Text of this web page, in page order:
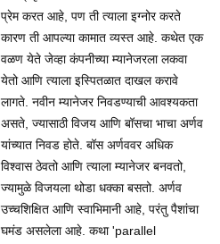
प्रेम करत आहे, पण ती त्याला इग्नोर करते
कारण ती आपल्या कामात व्यस्त आहे. कथेत एक
वळण येते जेव्हा कंपनीच्या म्यानेजरला लकवा
येतो आणि त्याला इस्पितळात दाखल करावे
लागते. नवीन म्यानेजर निवडण्याची आवश्यकता
असते, ज्यासाठी विजय आणि बॉसचा भाचा अर्णव
यांच्यात निवड होते. बॉस अर्णववर अधिक
विश्वास ठेवतो आणि त्याला म्यानेजर बनवतो,
ज्यामुळे विजयला थोडा धक्का बसतो. अर्णव
उच्चशिक्षित आणि स्वाभिमानी आहे, परंतु पैशांचा
घमंड असलेला आहे. कथा 'parallel